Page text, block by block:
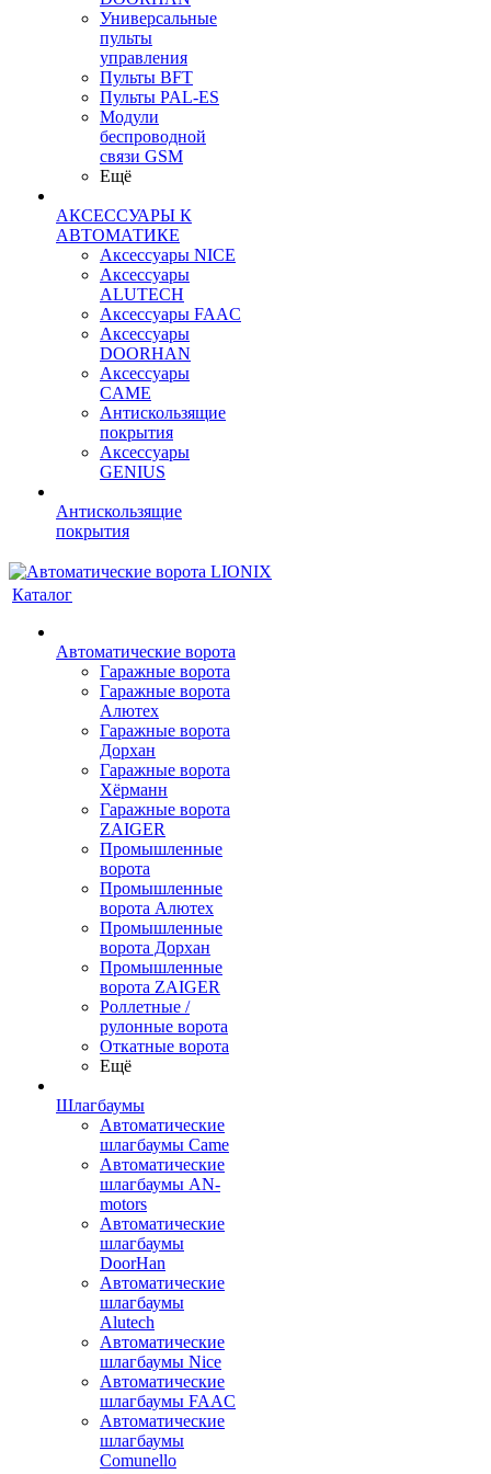
Универсальные
пульты
управления
Пульты BFT
Пульты PAL-ES
Модули
беспроводной
связи GSM
Ещё
АКСЕССУАРЫ К
АВТОМАТИКЕ
Аксессуары NICE
Аксессуары
ALUTECH
Аксессуары FAAC
Аксессуары
DOORHAN
Аксессуары
CAME
Антискользящие
покрытия
Аксессуары
GENIUS
Антискользящие
покрытия
Каталог
Автоматические ворота
Гаражные ворота
Гаражные ворота
Алютех
Гаражные ворота
Дорхан
Гаражные ворота
Хёрманн
Гаражные ворота
ZAIGER
Промышленные
ворота
Промышленные
ворота Алютех
Промышленные
ворота Дорхан
Промышленные
ворота ZAIGER
Роллетные /
рулонные ворота
Откатные ворота
Ещё
Шлагбаумы
Автоматические
шлагбаумы Came
Автоматические
шлагбаумы AN-
motors
Автоматические
шлагбаумы
DoorHan
Автоматические
шлагбаумы
Alutech
Автоматические
шлагбаумы Nice
Автоматические
шлагбаумы FAAC
Автоматические
шлагбаумы
Comunello